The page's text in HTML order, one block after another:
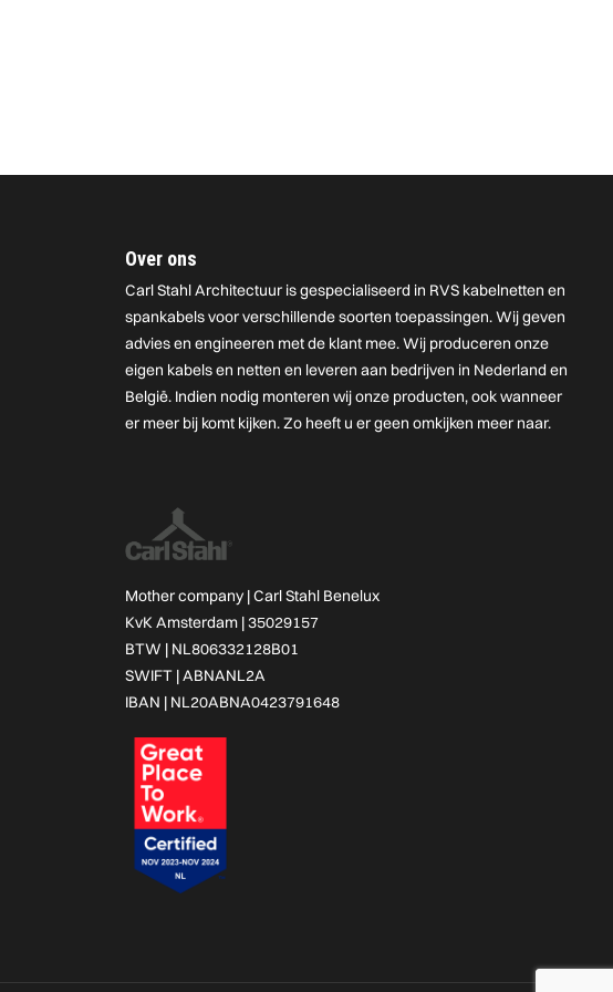
Over ons
Carl Stahl Architectuur is gespecialiseerd in RVS kabelnetten en
spankabels voor verschillende soorten toepassingen. Wij geven
advies en engineeren met de klant mee. Wij produceren onze
eigen kabels en netten en leveren aan bedrijven in Nederland en
België. Indien nodig monteren wij onze producten, ook wanneer
er meer bij komt kijken. Zo heeft u er geen omkijken meer naar.
Mother company |Carl Stahl Benelux
KvK Amsterdam | 35029157
BTW | NL806332128B01
SWIFT | ABNANL2A
IBAN | NL20ABNA0423791648